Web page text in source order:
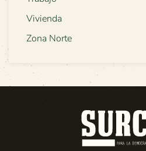
Vivienda
Zona Norte